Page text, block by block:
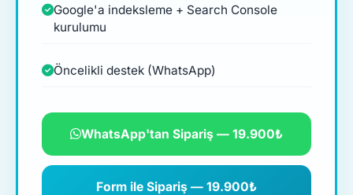
Google'a indeksleme + Search Console
kurulumu
Öncelikli destek (WhatsApp)
WhatsApp'tan Sipariş — 19.900₺
Form ile Sipariş — 19.900₺